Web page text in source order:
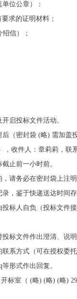
位公章）：
求的证明材料；
信）；
启投标文件活动。
（密封袋 (略) 需加
，收件人：章莉莉，联
止前一小时前。
请务必在密封袋上注
，鉴于快递送达时间
标人自负（投标文件
标文件作出澄清、说
系方式（可在授权委
形式作出回复。
标室（ (略) (略) (略)